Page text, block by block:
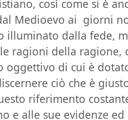
così come si è
Medioevo ai giorni
illuminato dalla fede,
ragioni della ragione,
oggettivo di cui è
ciò che è
riferimento
e alle sue evidenze ed